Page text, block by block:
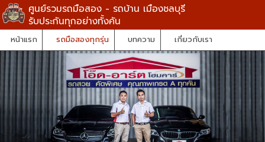
ศูนย์รวมรถมือสอง - รถบ้าน เมืองชลบุรี
รับประกันทุกอย่างทั้งคัน
หน้าแรก รถมือสองทุกรุ่น บทความ เกี่ยวกับเรา